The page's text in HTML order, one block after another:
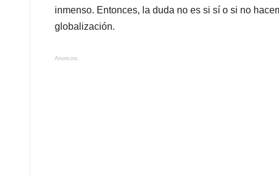
inmenso. Entonces, la duda no es si sí o si no
globalización.
Anuncios.